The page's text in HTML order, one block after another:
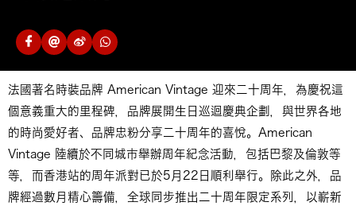
法國著名時裝品牌 American Vintage 迎來二十周年，為慶祝這
個意義重大的里程碑，品牌展開生日巡迴慶典企劃，與世界各地
的時尚愛好者、品牌忠粉分享二十周年的喜悅。American
Vintage 陸續於不同城市舉辦周年紀念活動，包括巴黎及倫敦等
等，而香港站的周年派對已於5月22日順利舉行。除此之外，品
牌經過數月精心籌備，全球同步推出二十周年限定系列，以嶄新